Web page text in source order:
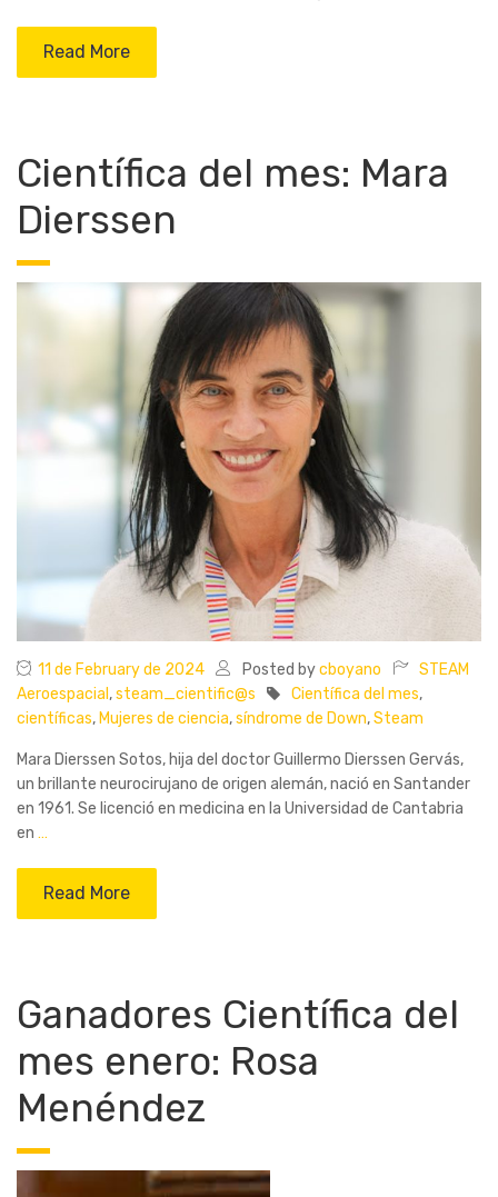
Read More
Científica del mes: Mara
Dierssen
11 de February de 2024 Posted bycboyano
STEAM
Aeroespacial ,steam_cientific@s Científica del mes,
científicas, Mujeres de ciencia,síndrome de Down,Steam
Mara Dierssen Sotos, hija del doctor Guillermo Dierssen Gervás,
un brillante neurocirujano de origen alemán, nació en Santander
en 1961. Se licenció en medicina en la Universidad de Cantabria
en …
Read More
Ganadores Científica del
mes enero: Rosa
Menéndez